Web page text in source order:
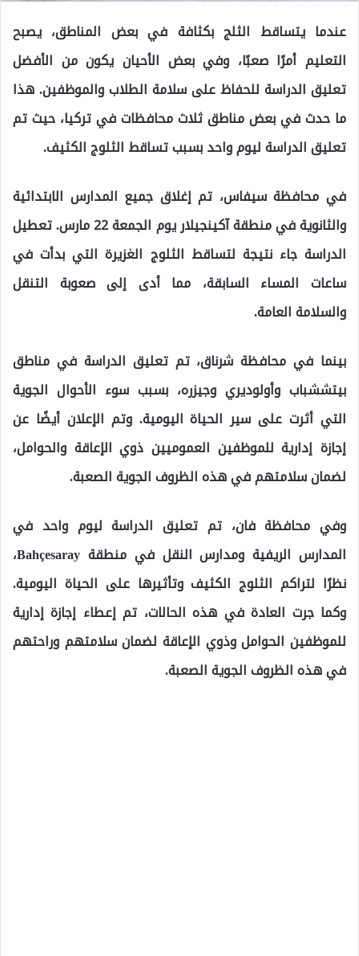
عندما يتساقط الثلج بكثافة في بعض المناطق، يصبح
التعليم أمرًا صعبًا، وفي بعض الأحيان يكون من الأفضل
تعليق الدراسة للحفاظ على سلامة الطلاب والموظفين. هذا
ما حدث في بعض مناطق ثلاث محافظات في تركيا، حيث تم
تعليق الدراسة ليوم واحد بسبب تساقط الثلوج الكثيف.
في محافظة سيفاس، تم إغلاق جميع المدارس الابتدائية
والثانوية في منطقة آكينجيلار يوم الجمعة 22 مارس. تعطيل
الدراسة جاء نتيجة لتساقط الثلوج الغزيرة التي بدأت في
ساعات المساء السابقة، مما أدى إلى صعوبة التنقل
والسلامة العامة.
بينما في محافظة شرناق، تم تعليق الدراسة في مناطق
بيتششباب وأولوديري وجيزره، بسبب سوء الأحوال الجوية
التي أثرت على سير الحياة اليومية. وتم الإعلان أيضًا عن
إجازة إدارية للموظفين العموميين ذوي الإعاقة والحوامل،
لضمان سلامتهم في هذه الظروف الجوية الصعبة.
وفي محافظة فان، تم تعليق الدراسة ليوم واحد في
المدارس الريفية ومدارس النقل في منطقة Bahçesaray،
نظرًا لتراكم الثلوج الكثيف وتأثيرها على الحياة اليومية.
وكما جرت العادة في هذه الحالات، تم إعطاء إجازة إدارية
للموظفين الحوامل وذوي الإعاقة لضمان سلامتهم وراحتهم
في هذه الظروف الجوية الصعبة.